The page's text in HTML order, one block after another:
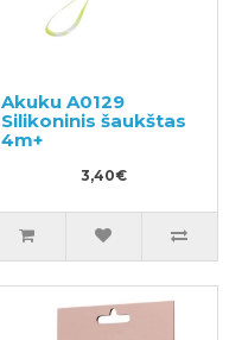
Akuku A0129
Silikoninis šaukštas
4m+
3,40€